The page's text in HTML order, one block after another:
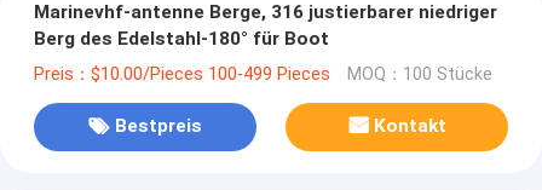
Marinevhf-antenne Berge, 316 justierbarer niedriger
Berg des Edelstahl-180° für Boot
Preis：$10.00/Pieces 100-499 Pieces MOQ：100 Stücke
Bestpreis Kontakt